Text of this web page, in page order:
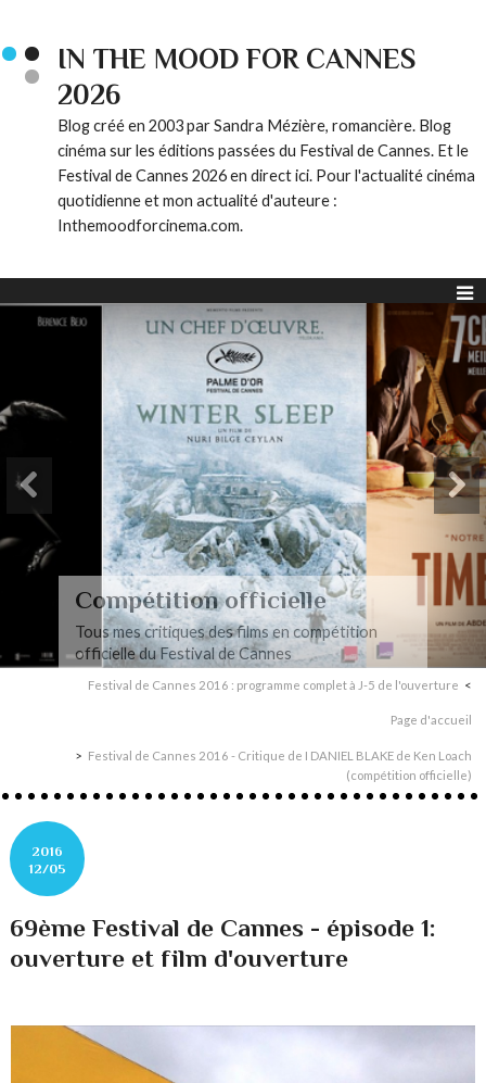
IN THE MOOD FOR CANNES
2026
Blog créé en 2003 par Sandra Mézière, romancière. Blog
cinéma sur les éditions passées du Festival de Cannes. Et le
Festival de Cannes 2026 en direct ici. Pour l'actualité cinéma
quotidienne et mon actualité d'auteure :
Inthemoodforcinema.com.
Cannes Classics
Tous mes articles consacrés à la sélection
Cannes Classics
Festival de Cannes 2016 : programme complet à J-5 de l'ouverture
Page d'accueil
Festival de Cannes 2016 - Critique de I DANIEL BLAKE de Ken Loach
(compétition officielle)
2016
12/05
69ème Festival de Cannes - épisode 1:
ouverture et film d'ouverture